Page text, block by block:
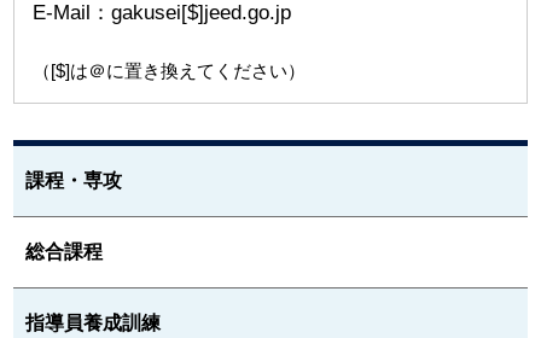
E-Mail：gakusei[$]jeed.go.jp
（[$]は＠に置き換えてください）
課程・専攻
総合課程
指導員養成訓練